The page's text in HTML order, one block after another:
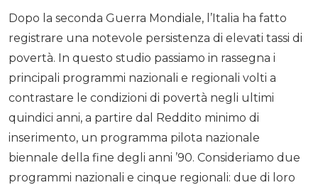
Dopo la seconda Guerra Mondiale, l’Italia ha fatto
registrare una notevole persistenza di elevati tassi di
povertà. In questo studio passiamo in rassegna i
principali programmi nazionali e regionali volti a
contrastare le condizioni di povertà negli ultimi
quindici anni, a partire dal Reddito minimo di
inserimento, un programma pilota nazionale
biennale della fine degli anni ’90. Consideriamo due
programmi nazionali e cinque regionali: due di loro